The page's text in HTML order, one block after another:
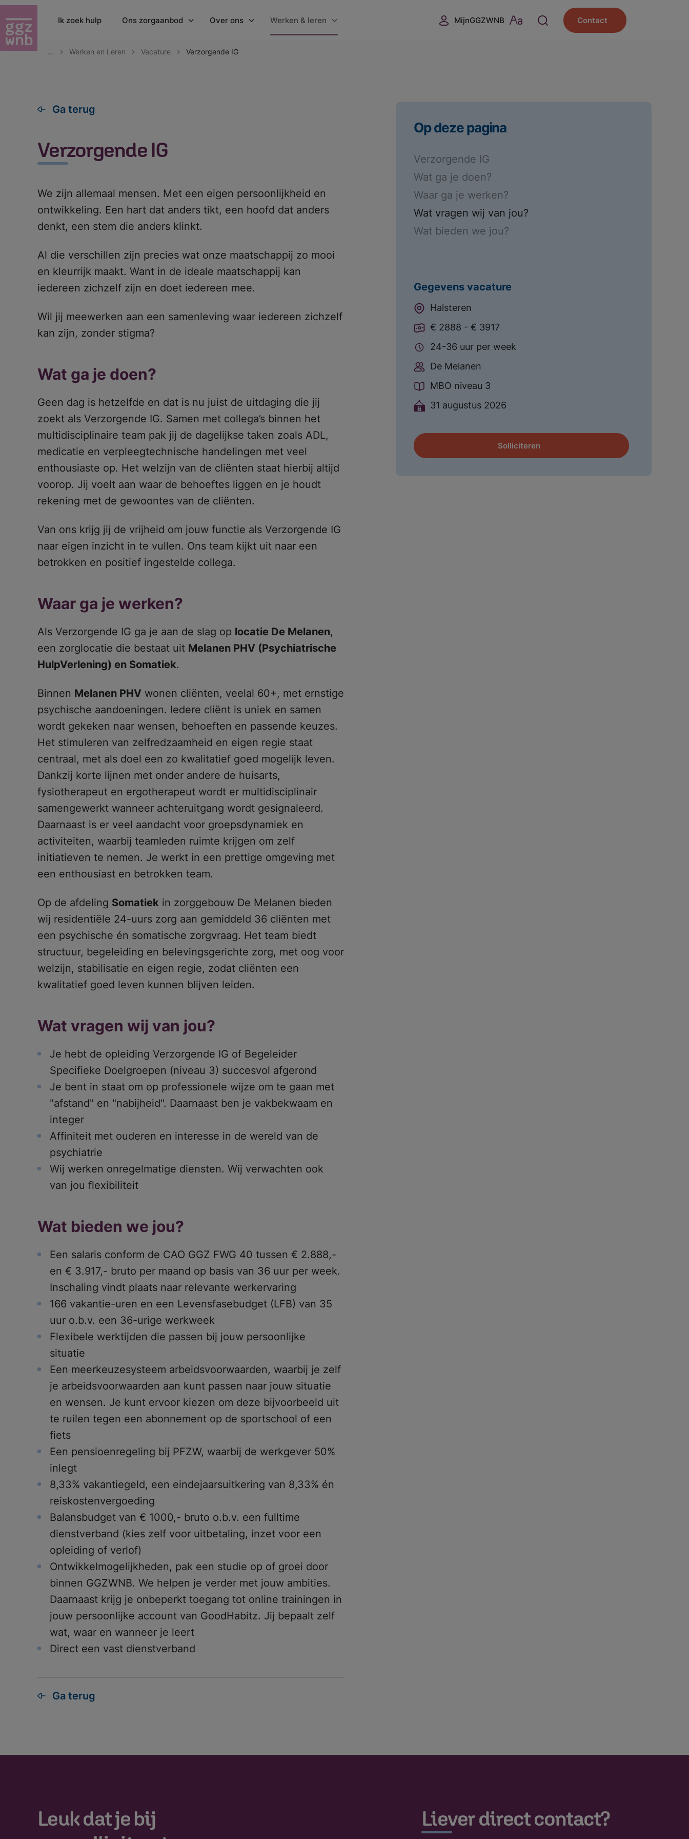
Ik zoek hulp Ons zorgaanbod
vertrouwenspersoon
Wachttijden
Wet verplichte GGZ
Over ons Werken & leren MijnGGZWNB Contact
Meest gezocht: Ik zoek hulp
... Werken en Leren Vacature Verzorgende IG
Ga terug
Verzorgende IG
We zijn allemaal mensen. Met een eigen persoonlijkheid en
ontwikkeling. Een hart dat anders tikt, een hoofd dat anders
denkt, een stem die anders klinkt.
Al die verschillen zijn precies wat onze maatschappij zo mooi
en kleurrijk maakt. Want in de ideale maatschappij kan
iedereen zichzelf zijn en doet iedereen mee.
Wil jij meewerken aan een samenleving waar iedereen zichzelf
kan zijn, zonder stigma?
Wat ga je doen?
Geen dag is hetzelfde en dat is nu juist de uitdaging die jij
zoekt als Verzorgende IG. Samen met collega’s binnen het
multidisciplinaire team pak jij de dagelijkse taken zoals ADL,
medicatie en verpleegtechnische handelingen met veel
enthousiaste op. Het welzijn van de cliënten staat hierbij altijd
voorop. Jij voelt aan waar de behoeftes liggen en je houdt
rekening met de gewoontes van de cliënten.
Van ons krijg jij de vrijheid om jouw functie als Verzorgende IG
naar eigen inzicht in te vullen. Ons team kijkt uit naar een
betrokken en positief ingestelde collega.
Waar ga je werken?
Als Verzorgende IG ga je aan de slag op locatie De Melanen,
een zorglocatie die bestaat uit Melanen PHV (Psychiatrische
HulpVerlening) en Somatiek.
Binnen Melanen PHV wonen cliënten, veelal 60+, met ernstige
psychische aandoeningen. Iedere cliënt is uniek en samen
wordt gekeken naar wensen, behoeften en passende keuzes.
Het stimuleren van zelfredzaamheid en eigen regie staat
centraal, met als doel een zo kwalitatief goed mogelijk leven.
Dankzij korte lijnen met onder andere de huisarts,
fysiotherapeut en ergotherapeut wordt er multidisciplinair
samengewerkt wanneer achteruitgang wordt gesignaleerd.
Daarnaast is er veel aandacht voor groepsdynamiek en
activiteiten, waarbij teamleden ruimte krijgen om zelf
initiatieven te nemen. Je werkt in een prettige omgeving met
een enthousiast en betrokken team.
Op de afdeling Somatiek in zorggebouw De Melanen bieden
wij residentiële 24-uurs zorg aan gemiddeld 36 cliënten met
een psychische én somatische zorgvraag. Het team biedt
structuur, begeleiding en belevingsgerichte zorg, met oog voor
welzijn, stabilisatie en eigen regie, zodat cliënten een
kwalitatief goed leven kunnen blijven leiden.
Wat vragen wij van jou?
Je hebt de opleiding Verzorgende IG of Begeleider
Specifieke Doelgroepen (niveau 3) succesvol afgerond
Je bent in staat om op professionele wijze om te gaan met
"afstand" en "nabijheid". Daarnaast ben je vakbekwaam en
integer
Affiniteit met ouderen en interesse in de wereld van de
psychiatrie
Wij werken onregelmatige diensten. Wij verwachten ook
van jou flexibiliteit
Wat bieden we jou?
Een salaris conform de CAO GGZ FWG 40 tussen € 2.888,-
en € 3.917,- bruto per maand op basis van 36 uur per week.
Inschaling vindt plaats naar relevante werkervaring
166 vakantie-uren en een Levensfasebudget (LFB) van 35
uur o.b.v. een 36-urige werkweek
Flexibele werktijden die passen bij jouw persoonlijke
situatie
Een meerkeuzesysteem arbeidsvoorwaarden, waarbij je zelf
je arbeidsvoorwaarden aan kunt passen naar jouw situatie
en wensen. Je kunt ervoor kiezen om deze bijvoorbeeld uit
te ruilen tegen een abonnement op de sportschool of een
fiets
Een pensioenregeling bij PFZW, waarbij de werkgever 50%
inlegt
8,33% vakantiegeld, een eindejaarsuitkering van 8,33% én
reiskostenvergoeding
Balansbudget van € 1000,- bruto o.b.v. een fulltime
dienstverband (kies zelf voor uitbetaling, inzet voor een
opleiding of verlof)
Ontwikkelmogelijkheden, pak een studie op of groei door
binnen GGZWNB. We helpen je verder met jouw ambities.
Daarnaast krijg je onbeperkt toegang tot online trainingen in
jouw persoonlijke account van GoodHabitz. Jij bepaalt zelf
wat, waar en wanneer je leert
Direct een vast dienstverband
Ga terug
Op deze pagina
Verzorgende IG
Wat ga je doen?
Waar ga je werken?
Wat vragen wij van jou?
Wat bieden we jou?
Gegevens vacature
Halsteren
€ 2888 - € 3917
24-36 uur per week
De Melanen
MBO niveau 3
31 augustus 2026
Solliciteren
Leuk dat je bij
Liever direct contact?